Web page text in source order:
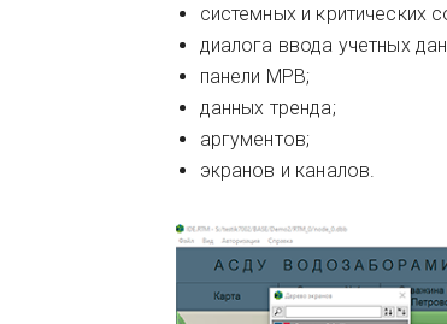
системных и критических
диалога ввода учетных
панели МРВ;
данных тренда;
аргументов;
экранов и каналов.